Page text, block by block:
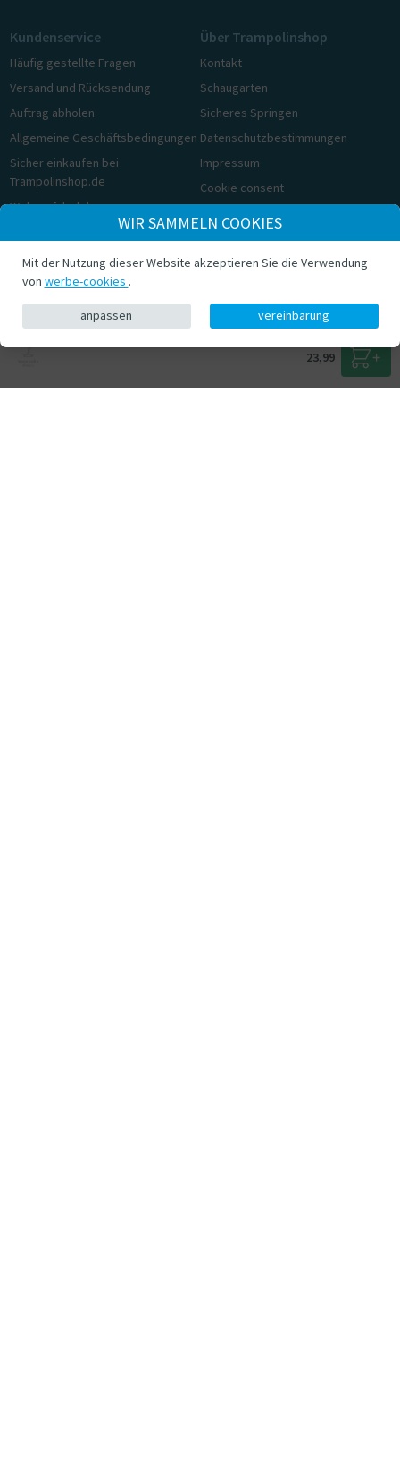
23,99
Kundenservice
Häufig gestellte Fragen
Versand und Rücksendung
Auftrag abholen
Allgemeine Geschäftsbedingungen
Sicher einkaufen bei
Trampolinshop.de
Widerrufsbelehrung
Über Trampolinshop
Kontakt
Schaugarten
Sicheres Springen
Datenschutzbestimmungen
Impressum
Cookie consent
© Trampolinshop.de 2026
WIR SAMMELN COOKIES
Mit der Nutzung dieser Website akzeptieren Sie die Verwendung
von werbe-cookies .
anpassen vereinbarung